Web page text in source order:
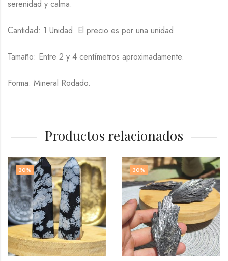
serenidad y calma.
Cantidad: 1 Unidad. El precio es por una unidad.
Tamaño: Entre 2 y 4 centímetros aproximadamente.
Forma: Mineral Rodado.
Productos relacionados
30% 30%